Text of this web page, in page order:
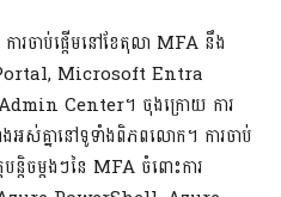
រចាប់ផ្តើមនៅខែតុលា MFA នឹង
Microsoft Entra
Center។ ចុងក្រោយ ការ
អស់គ្នានៅទូទាំងពិភពលោក។ ការចាប់
បន្តិចម្តងៗនៃ MFA ចំពោះការ